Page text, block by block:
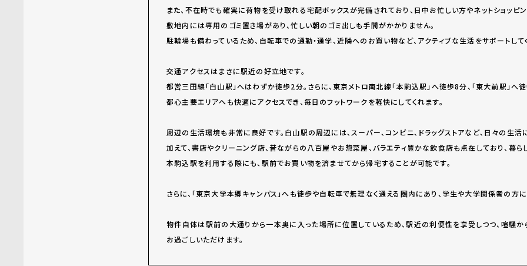
また、不在時でも確実に荷物を受け取れる宅配ボックスが完備されており、日中お忙しい方やネットショッピ
敷地内には専用のゴミ置き場があり、忙しい朝のゴミ出しも手間がかかりません。
駐輪場も備わっているため、自転車での通勤・通学、近隣へのお買い物など、アクティブな生活をサポートして
交通アクセスはまさに駅近の好立地です。
都営三田線「白山駅」へはわずか徒歩2分。さらに、東京メトロ南北線「本駒込駅」へ徒歩8分、「東大前駅」
都心主要エリアへも快適にアクセスでき、毎日のフットワークを軽快にしてくれます。
周辺の生活環境も非常に良好です。白山駅の周辺には、スーパー、コンビニ、ドラッグストアなど、日々の生
加えて、書店やクリーニング店、昔ながらの八百屋やお惣菜屋、バラエティ豊かな飲食店も点在しており、暮ら
本駒込駅を利用する際にも、駅前でお買い物を済ませてから帰宅することが可能です。
さらに、「東京大学本郷キャンパス」へも徒歩や自転車で無理なく通える圏内にあり、学生や大学関係者の方
物件自体は駅前の大通りから一本奥に入った場所に位置しているため、駅近の利便性を享受しつつ、喧騒
お過ごしいただけます。